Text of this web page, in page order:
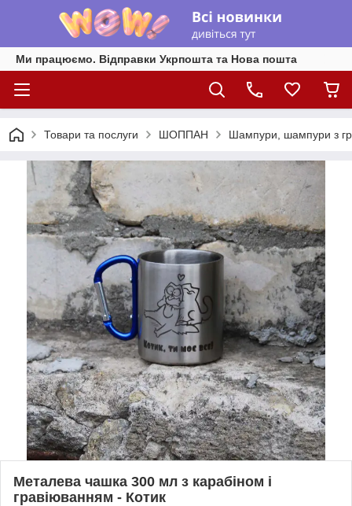
Ми працюємо. Відправки Укрпошта та Нова пошта
Товари та послуги ШОППАН Шампури, шампури з
Металева чашка 300 мл з карабіном і
гравіюванням - Котик